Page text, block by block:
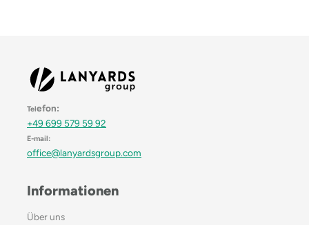
Telefon:
+49 699 579 59 92
E-mail:
office@lanyardsgroup.com
Informationen
Über uns